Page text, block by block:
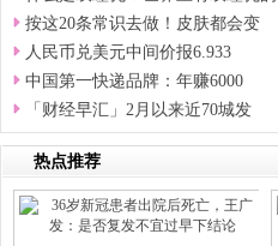
按这20条常识去做！皮肤都会变
人民币兑美元中间价报6.933
中国第一快递品牌：年赚6000
「财经早汇」2月以来近70城发
热点推荐